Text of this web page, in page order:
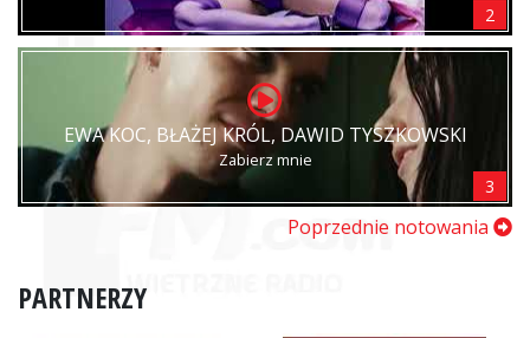
2
EWA KOC, BŁAŻEJ KRÓL, DAWID TYSZKOWSKI
Zabierz mnie
3
Poprzednie notowania
PARTNERZY